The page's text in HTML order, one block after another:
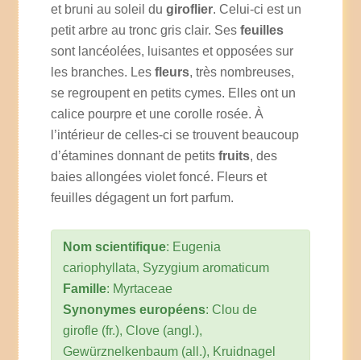
et bruni au soleil dugiroflier. Celui-ci est un
petit arbre au tronc gris clair. Sesfeuilles
sont lancéolées, luisantes et opposées sur
les branches. Lesfleurs, très nombreuses,
se regroupent en petits cymes. Elles ont un
calice pourpre et une corolle rosée. À
l’intérieur de celles-ci se trouvent beaucoup
d’étamines donnant de petitsfruits, des
baies allongées violet foncé. Fleurs et
feuilles dégagent un fort parfum.
Nom scientifique: Eugenia
cariophyllata, Syzygium aromaticum
Famille: Myrtaceae
Synonymes européens: Clou de
girofle (fr.), Clove (angl.),
Gewürznelkenbaum (all.), Kruidnagel